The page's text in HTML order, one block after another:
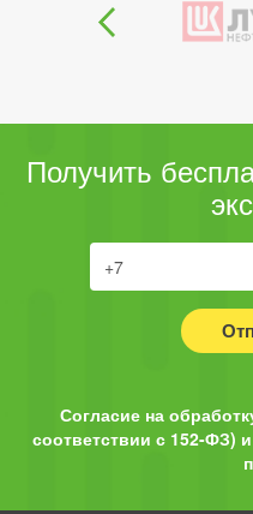
Получить
Согласие на
соответствии с 152-ФЗ)